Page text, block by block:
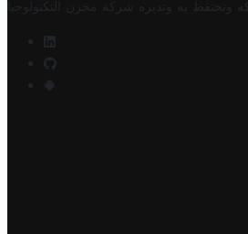
وتحتفظ به وتديره شركة مخزن التكنولوجيا